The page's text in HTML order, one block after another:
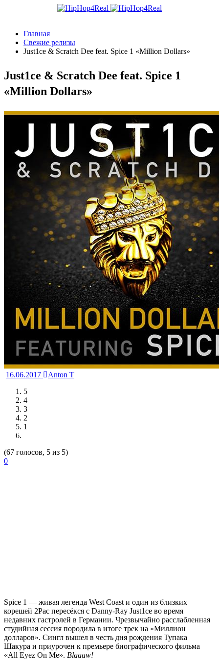
Главная
Свежие релизы
Just1ce & Scratch Dee feat. Spice 1 «Million Dollars»
Just1ce & Scratch Dee feat. Spice 1
«Million Dollars»
16.06.2017
Anton T
5
4
3
2
1
(67 голосов, 5 из 5)
0
Spice 1 — живая легенда West Coast и один из близких
корешей 2Pac пересёкся с Danny-Ray Just1ce во время
недавних гастролей в Германии. Чрезвычайно расслабленная
студийная сессия породила в итоге трек на «Миллион
долларов». Сингл вышел в честь дня рождения Тупака
Шакура и приурочен к премьере биографического фильма
«All Eyez On Me». Blaaaw!